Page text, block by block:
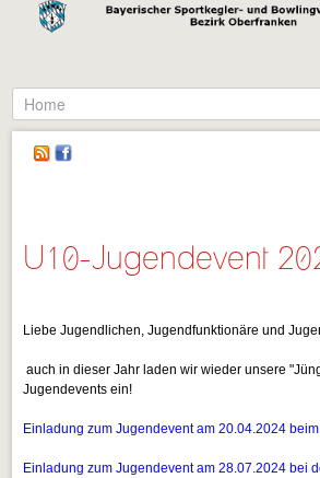
U10-Jugendevent
Liebe Jugendlichen, Jugendfunktionäre und
auch in dieser Jahr laden wir wieder unsere
Jugendevents ein!
Einladung zum Jugendevent am 20.04.2024
Einladung zum Jugendevent am 28.07.2024 bei